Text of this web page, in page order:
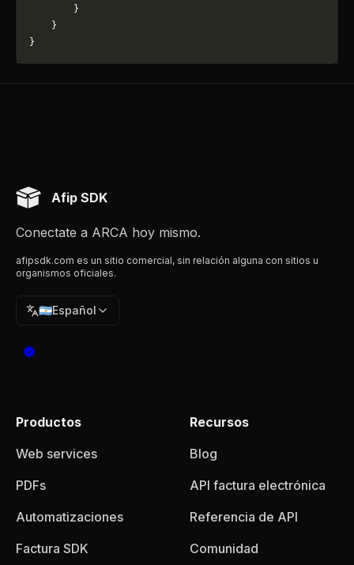
        }
    }
}
Afip SDK
Conectate a ARCA hoy mismo.
afipsdk.com es un sitio comercial, sin relación alguna con sitios u
organismos oficiales.
🇦🇷Español
Productos
Web services
PDFs
Automatizaciones
Factura SDK
Recursos
Blog
API factura electrónica
Referencia de API
Comunidad